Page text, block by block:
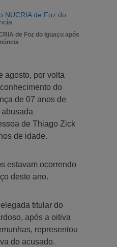
de Foz do Iguaçu após
agosto, por volta
do
de 07 anos de
de Thiago Zick
de idade.
estavam ocorrendo
deste ano.
titular do
após a oitiva
representou
do acusado.